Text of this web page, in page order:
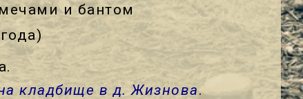
и бантом
кладбище в д. Жизнова.